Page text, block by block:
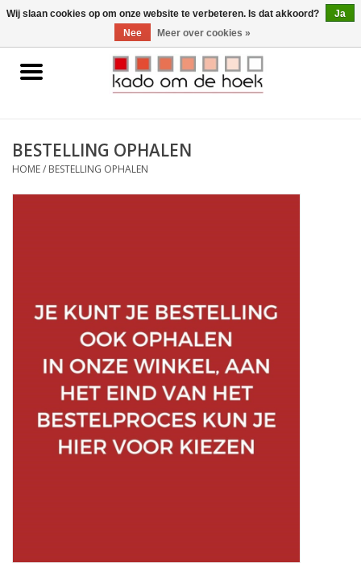
0 Artikelen - €0,00
Home
Gadgets
BESTELLING OPHALEN
HOME/ BESTELLING OPHALEN
Wij slaan cookies op om onze website te verbeteren. Is dat akkoord?
Ja
Nee
Meer over cookies »